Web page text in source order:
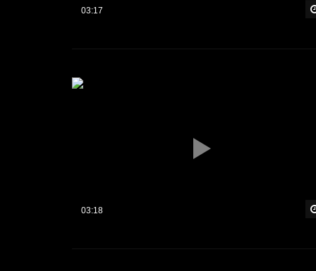
03:17
03:18